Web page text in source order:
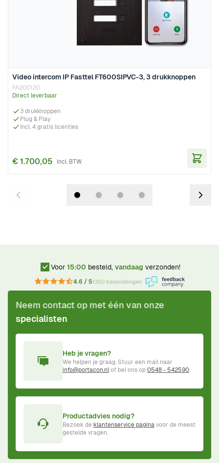
Video intercom IP Fasttel FT600SIPVC-3, 3 drukknoppen
FA200120
Direct leverbaar
3 drukknoppen
Plug & Play
Incl. 4 gratis licenties
€ 1.700,05
Voor 15:00 besteld, vandaag verzonden!
4.6 / 51350 beoordelingen
Neem contact op met één van onze
specialisten
Heb je vragen?
We helpen je graag. Stuur een mail naar
info@portacon.nlof bel ons op0548 - 542590.
Productadvies nodig?
Bezoek de klantenservice paginavoor de meest
gestelde vragen.